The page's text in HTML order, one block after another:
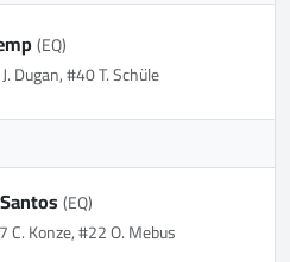
(EQ)
Dugan, #40 T. Schüle
(EQ)
C. Konze, #22 O. Mebus